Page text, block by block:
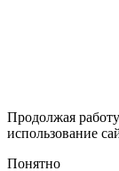
Продолжая
использование
Понятно